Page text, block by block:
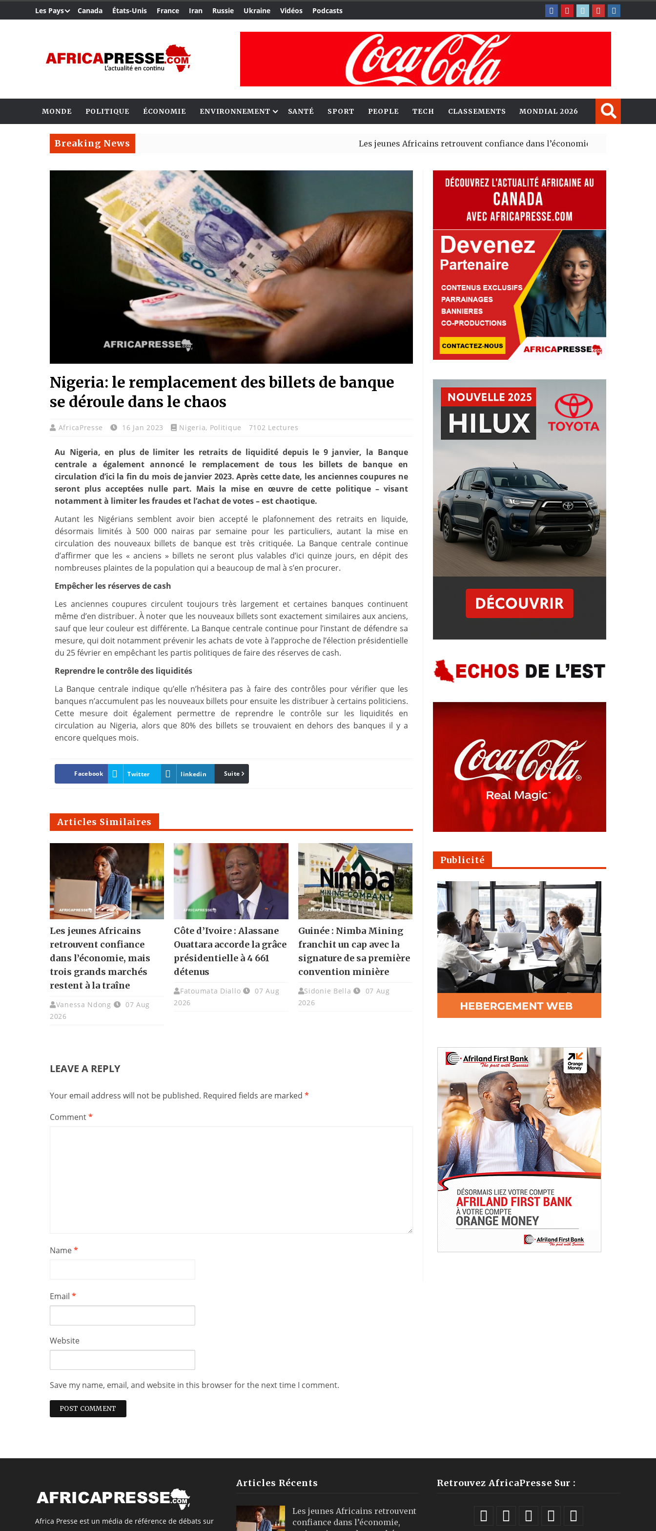
Les Pays Canada États-Unis France Iran Russie Ukraine Vidéos Podcasts
MONDE POLITIQUE ÉCONOMIE ENVIRONNEMENT SANTÉ SPORT PEOPLE TECH CLASSEMENTS MONDIAL 2026
Breaking News Les jeunes Africains retrouvent confiance dans l’économie, mais trois grands
Nigeria: le remplacement des billets de banque
se déroule dans le chaos
AfricaPresse 16 Jan 2023 Nigeria, Politique 7102 Lectures
Au Nigeria, en plus de limiter les retraits de liquidité depuis le 9 janvier, la Banque
centrale a également annoncé le remplacement de tous les billets de banque en
circulation d’ici la fin du mois de janvier 2023. Après cette date, les anciennes coupures ne
seront plus acceptées nulle part. Mais la mise en œuvre de cette politique – visant
notamment à limiter les fraudes et l’achat de votes – est chaotique.
Autant les Nigérians semblent avoir bien accepté le plafonnement des retraits en liquide,
désormais limités à 500 000 nairas par semaine pour les particuliers, autant la mise en
circulation des nouveaux billets de banque est très critiquée. La Banque centrale continue
d’affirmer que les « anciens » billets ne seront plus valables d’ici quinze jours, en dépit des
nombreuses plaintes de la population qui a beaucoup de mal à s’en procurer.
Empêcher les réserves de cash
Les anciennes coupures circulent toujours très largement et certaines banques continuent
même d’en distribuer. À noter que les nouveaux billets sont exactement similaires aux anciens,
sauf que leur couleur est différente. La Banque centrale continue pour l’instant de défendre sa
mesure, qui doit notamment prévenir les achats de vote à l’approche de l’élection présidentielle
du 25 février en empêchant les partis politiques de faire des réserves de cash.
Reprendre le contrôle des liquidités
La Banque centrale indique qu’elle n’hésitera pas à faire des contrôles pour vérifier que les
banques n’accumulent pas les nouveaux billets pour ensuite les distribuer à certains politiciens.
Cette mesure doit également permettre de reprendre le contrôle sur les liquidités en
circulation au Nigeria, alors que 80% des billets se trouvaient en dehors des banques il y a
encore quelques mois.
Facebook Twitter linkedin Pinterest
Suite
Articles Similaires
Les jeunes Africains
retrouvent confiance
dans l’économie, mais
trois grands marchés
restent à la traîne
Vanessa Ndong
07 Aug
2026
Côte d’Ivoire : Alassane
Ouattara accorde la grâce
présidentielle à 4 661
détenus
Fatoumata Diallo
07 Aug
2026
Guinée : Nimba Mining
franchit un cap avec la
signature de sa première
convention minière
Sidonie Bella
07 Aug
2026
LEAVE A REPLY
Your email address will not be published. Required fields are marked *
Comment*
Name*
Email *
Website
Save my name, email, and website in this browser for the next time I comment.
Publicité
Africa Presse est un média de référence de débats sur
Articles Récents
Les jeunes Africains retrouvent
confiance dans l’économie,
Retrouvez AfricaPresse Sur :